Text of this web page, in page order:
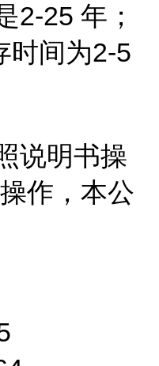
2-25 年；
时间为2-5
说明书操
作，本公